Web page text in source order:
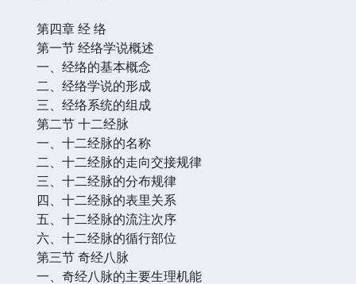
第四章 经 络
第一节 经络学说概述
一、经络的基本概念
二、经络学说的形成
三、经络系统的组成
第二节 十二经脉
一、十二经脉的名称
二、十二经脉的走向交接规律
三、十二经脉的分布规律
四、十二经脉的表里关系
五、十二经脉的流注次序
六、十二经脉的循行部位
第三节 奇经八脉
一、奇经八脉的主要生理机能